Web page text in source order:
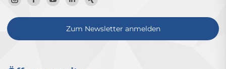
Zum
Instagram-
Zur
Facebook-
Zum
YouTube-
Kanal
Zum
LinkedIn-
Profil
Zum
Xing-
Profil
Zum Newsletter anmelden